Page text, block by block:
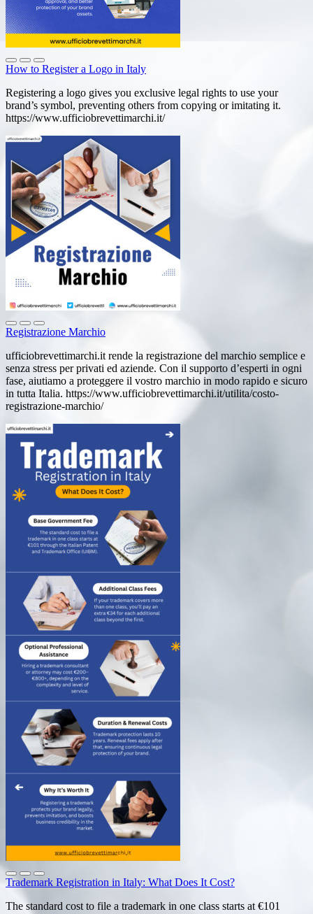
How to Register a Logo in Italy
Registering a logo gives you exclusive legal rights to use your
brand’s symbol, preventing others from copying or imitating it.
https://www.ufficiobrevettimarchi.it/
Registrazione Marchio
ufficiobrevettimarchi.it rende la registrazione del marchio semplice e
senza stress per privati ed aziende. Con il supporto d’esperti in ogni
fase, aiutiamo a proteggere il vostro marchio in modo rapido e sicuro
in tutta Italia. https://www.ufficiobrevettimarchi.it/utilita/costo-
registrazione-marchio/
Trademark Registration in Italy: What Does It Cost?
The standard cost to file a trademark in one class starts at €101